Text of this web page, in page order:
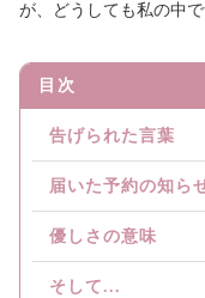
が、どうしても私の中
目次
告げられた言葉
届いた予約の知ら
優しさの意味
そして...